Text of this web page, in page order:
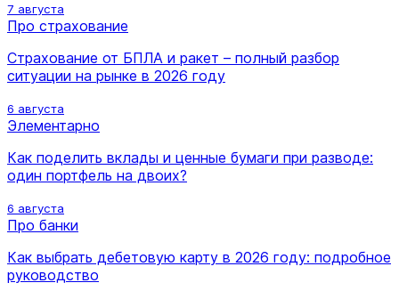
7 августа
Про страхование
Страхование от БПЛА и ракет – полный разбор
ситуации на рынке в 2026 году
6 августа
Элементарно
Как поделить вклады и ценные бумаги при разводе:
один портфель на двоих?
6 августа
Про банки
Как выбрать дебетовую карту в 2026 году: подробное
руководство